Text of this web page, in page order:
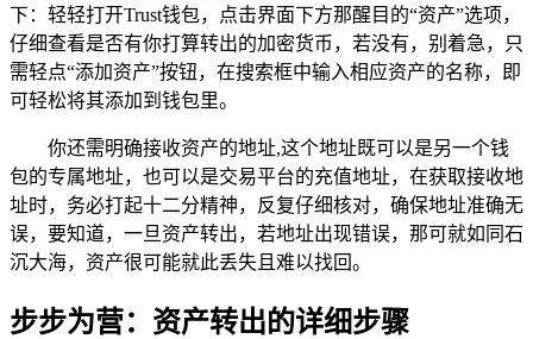
下：轻轻打开Trust钱包，点击界面下方那醒目的“资产”选项，
仔细查看是否有你打算转出的加密货币，若没有，别着急，只
需轻点“添加资产”按钮，在搜索框中输入相应资产的名称，即
可轻松将其添加到钱包里。
你还需明确接收资产的地址,这个地址既可以是另一个钱
包的专属地址，也可以是交易平台的充值地址，在获取接收地
址时，务必打起十二分精神，反复仔细核对，确保地址准确无
误，要知道，一旦资产转出，若地址出现错误，那可就如同石
沉大海，资产很可能就此丢失且难以找回。
步步为营：资产转出的详细步骤